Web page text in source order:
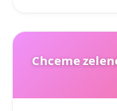
Chceme